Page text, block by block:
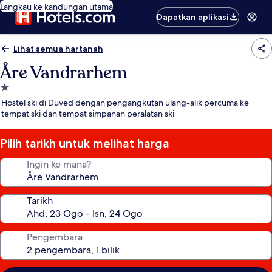
Langkau ke kandungan utama
Dapatkan aplikasi
Lihat semua hartanah
Åre Vandrarhem
Hartanah
1.0
bintang
Hostel ski di Duved dengan pengangkutan ulang-alik percuma ke
tempat ski dan tempat simpanan peralatan ski
Pilih tarikh untuk melihat harga
Ingin ke mana?
Tarikh
Pengembara